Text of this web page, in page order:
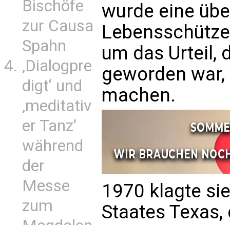
Bischöfe
zur Causa
Spahn
‚Dialogpre
digt‘ und
‚meditativ
er Tanz’
während
der
Messe
zum
wurde eine
um das Urteil,
geworden
machen.
1970 klagte
Staates